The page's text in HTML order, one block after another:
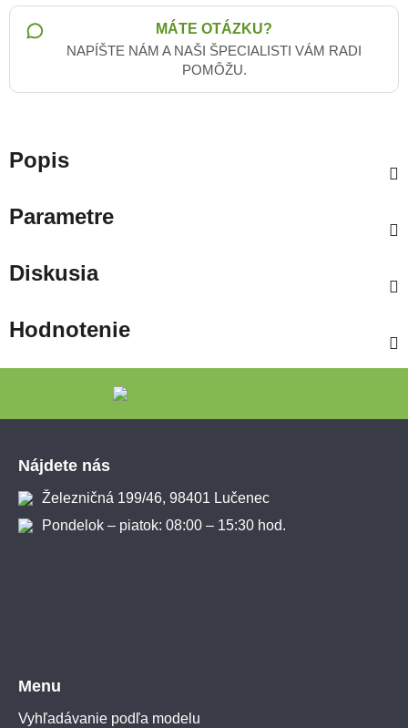
MÁTE OTÁZKU?
NAPÍŠTE NÁM A NAŠI ŠPECIALISTI VÁM RADI
POMÔŽU.
Popis
Parametre
Diskusia
Hodnotenie
Nájdete nás
Železničná 199/46, 98401 Lučenec
Pondelok – piatok: 08:00 – 15:30 hod.
Menu
Vyhľadávanie podľa modelu